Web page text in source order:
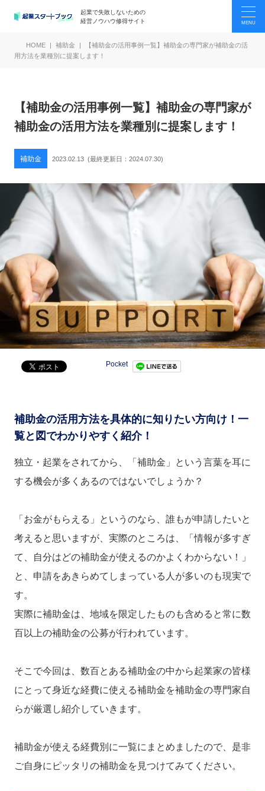
起業で失敗しないための
経営ノウハウ修得サイト
HOME 補助金
【補助金の活用事例一覧】補助金の専門家が補助金の活
用方法を業種別に提案します！
【補助金の活用事例一覧】補助金の専門家が
補助金の活用方法を業種別に提案します！
補助金 2023.02.13 (最終更新日： 2024.07.30)
Pocket
補助金の活用方法を具体的に知りたい方向け！一
覧と図でわかりやすく紹介！
独立・起業をされてから、「補助金」という言葉を耳に
する機会が多くあるのではないでしょうか？
「お金がもらえる」というのなら、誰もが申請したいと
考えると思いますが、実際のところは、「情報が多すぎ
て、自分はどの補助金が使えるのかよくわからない！」
と、申請をあきらめてしまっている人が多いのも現実で
す。
実際に補助金は、地域を限定したものも含めると常に数
百以上の補助金の公募が行われています。
そこで今回は、数百とある補助金の中から起業家の皆様
にとって身近な経費に使える補助金を補助金の専門家自
らが厳選し紹介していきます。
補助金が使える経費別に一覧にまとめましたので、是非
ご自身にピッタリの補助金を見つけてみてください。